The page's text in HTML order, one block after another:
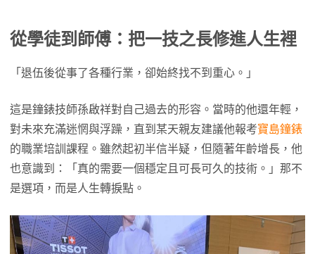
從學徒到師傅：把一技之長修進人生裡
「退伍後從事了各種行業，卻始終找不到重心。」
這是鐘錶技師孫啟祥對自己過去的形容。當時的他還年輕，
對未來充滿迷惘與浮躁，直到某天親友建議他報考寶島鐘錶
的職業培訓課程。雖然起初半信半疑，但隨著年齡增長，他
也意識到：「真的需要一個穩定且可長可久的技術。」那不
是選項，而是人生轉捩點。